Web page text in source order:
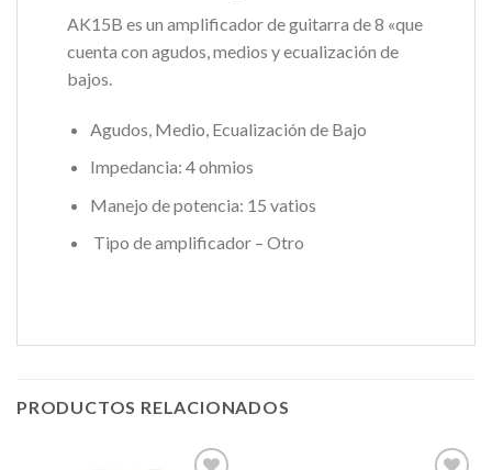
AK15B es un amplificador de guitarra de 8 «que
cuenta con agudos, medios y ecualización de
bajos.
Agudos, Medio, Ecualización de Bajo
Impedancia: 4 ohmios
Manejo de potencia: 15 vatios
Tipo de amplificador – Otro
PRODUCTOS RELACIONADOS